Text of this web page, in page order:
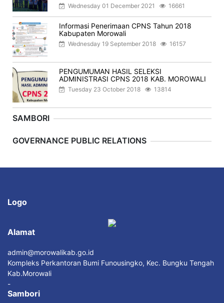
Wednesday 01 December 2021 16661
Informasi Penerimaan CPNS Tahun 2018
Kabupaten Morowali
Wednesday 19 September 2018 16157
PENGUMUMAN HASIL SELEKSI
ADMINISTRASI CPNS 2018 KAB. MOROWALI
Tuesday 23 October 2018 13814
SAMBORI
Previous
GOVERNANCE PUBLIC RELATIONS
Logo
Alamat
admin@morowalikab.go.id
Kompleks Perkantoran Bumi Funousingko, Kec. Bungku Tengah
Kab.Morowali
-
Sambori